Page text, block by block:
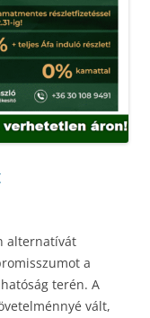
alternatívát
a
terén. A
vált,